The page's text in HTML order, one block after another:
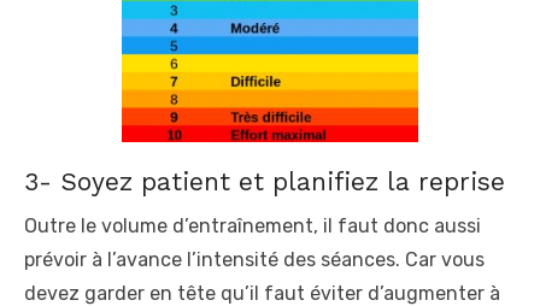
3- Soyez patient et planifiez la reprise
Outre le volume d’entraînement, il faut donc aussi
prévoir à l’avance l’intensité des séances. Car vous
devez garder en tête qu’il faut éviter d’augmenter à